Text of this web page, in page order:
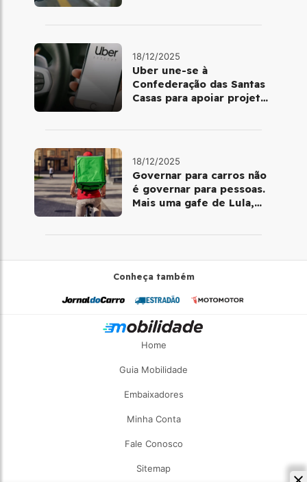
18/12/2025
Uber une-se à
Confederação das Santas
Casas para apoiar projetos
18/12/2025
Governar para carros não
é governar para pessoas.
Mais uma gafe de Lula,
Conheça também
Home
Guia Mobilidade
Embaixadores
Minha Conta
Fale Conosco
Sitemap